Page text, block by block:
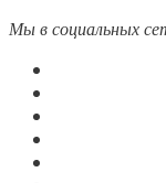
Мы в социальных